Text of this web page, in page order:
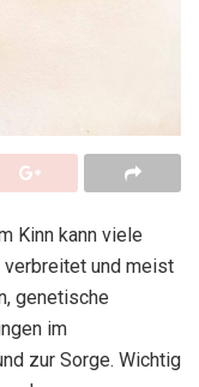
Kinn kann viele
und meist
genetische
im
zur Sorge. Wichtig